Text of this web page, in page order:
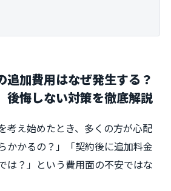
追加費用はなぜ発生する？
後悔しない対策を徹底解説
考え始めたとき、多くの方が心配
かかるの？」「契約後に追加料金
は？」という費用面の不安ではな